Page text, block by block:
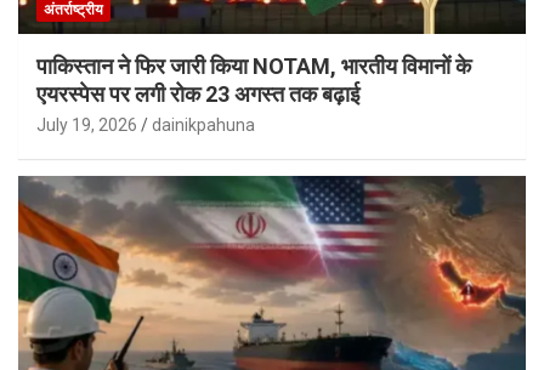
अंतर्राष्ट्रीय
पाकिस्तान ने फिर जारी किया NOTAM, भारतीय विमानों के
एयरस्पेस पर लगी रोक 23 अगस्त तक बढ़ाई
July 19, 2026 dainikpahuna